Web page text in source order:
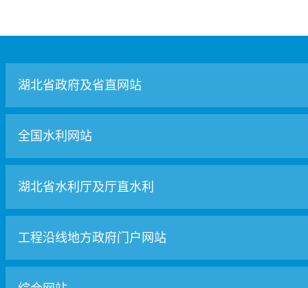
湖北省政府及省直网站
全国水利网站
湖北省水利厅及厅直水利
工程沿线地方政府门户网站